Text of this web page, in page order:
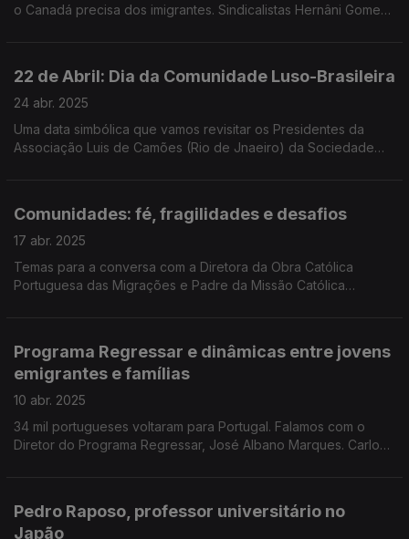
o Canadá precisa dos imigrantes. Sindicalistas Hernâni Gomes,
22 de Abril: Dia da Comunidade Luso-Brasileira
24 abr. 2025
Uma data simbólica que vamos revisitar os Presidentes da
Associação Luis de Camões (Rio de Jnaeiro) da Sociedade
Comunidades: fé, fragilidades e desafios
17 abr. 2025
Temas para a conversa com a Diretora da Obra Católica
Portuguesa das Migrações e Padre da Missão Católica
Programa Regressar e dinâmicas entre jovens
emigrantes e famílias
10 abr. 2025
34 mil portugueses voltaram para Portugal. Falamos com o
Diretor do Programa Regressar, José Albano Marques. Carlos
Pedro Raposo, professor universitário no
Japão